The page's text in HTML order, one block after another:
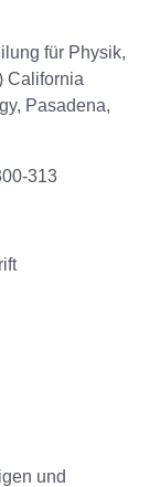
für Physik,
California
Pasadena,
313
und